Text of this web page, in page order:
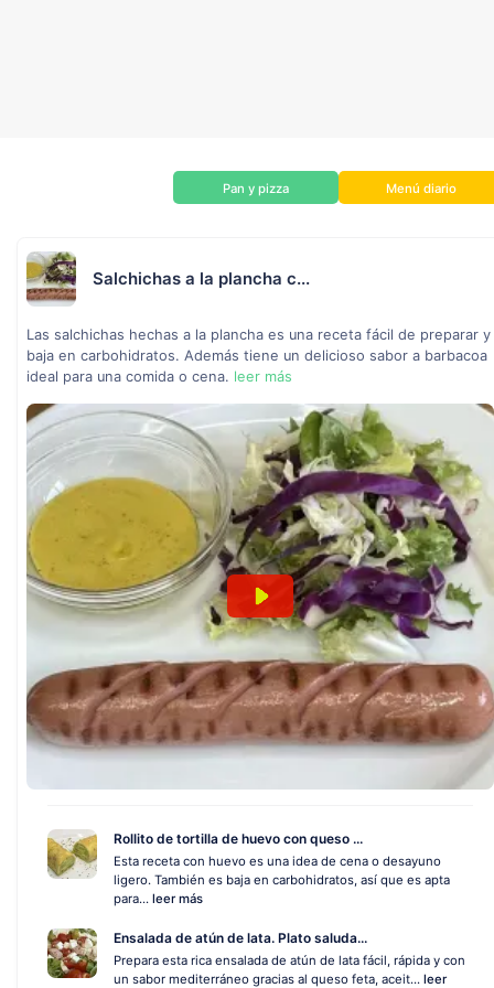
Pan y pizza Menú diario
Salchichas a la plancha c...
Las salchichas hechas a la plancha es una receta fácil de preparar y
baja en carbohidratos. Además tiene un delicioso sabor a barbacoa
ideal para una comida o cena. leer más
Rollito de tortilla de huevo con queso ...
Esta receta con huevo es una idea de cena o desayuno
ligero. También es baja en carbohidratos, así que es apta
para... leer más
Ensalada de atún de lata. Plato saluda...
Prepara esta rica ensalada de atún de lata fácil, rápida y con
un sabor mediterráneo gracias al queso feta, aceit... leer